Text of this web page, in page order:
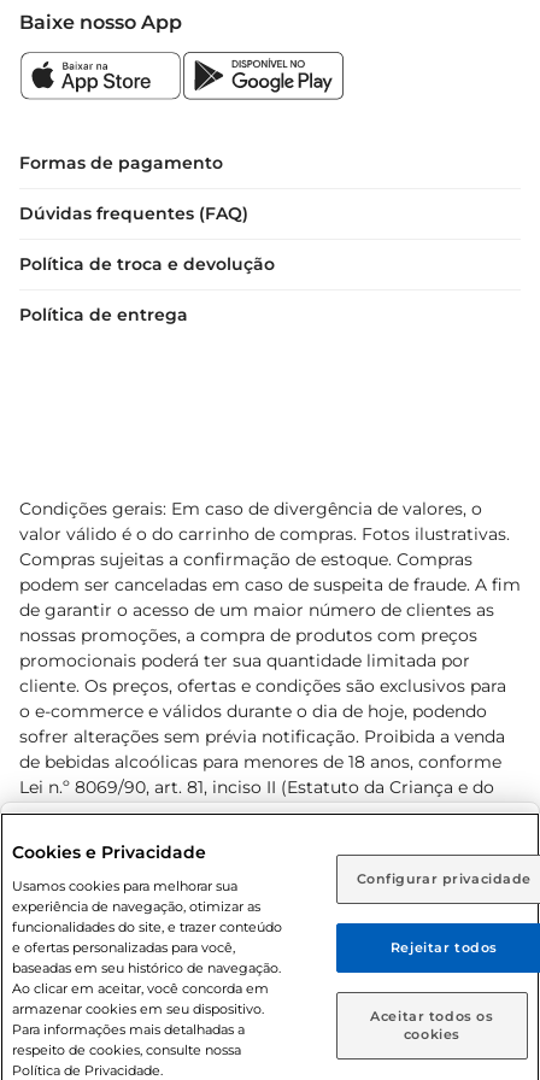
Rio de Janeiro (RJ) Goiás (GO)
Ou
Caso queira comprar online, informe como deseja receber
suas compras:
Entrega em casa Retire em Loja
Baixe nosso App
Formas de pagamento
Dúvidas frequentes (FAQ)
Política de troca e devolução
Política de entrega
Condições gerais: Em caso de divergência de valores, o
valor válido é o do carrinho de compras. Fotos ilustrativas.
Compras sujeitas a confirmação de estoque. Compras
podem ser canceladas em caso de suspeita de fraude. A fim
de garantir o acesso de um maior número de clientes as
nossas promoções, a compra de produtos com preços
promocionais poderá ter sua quantidade limitada por
cliente. Os preços, ofertas e condições são exclusivos para
o e-commerce e válidos durante o dia de hoje, podendo
sofrer alterações sem prévia notificação. Proibida a venda
de bebidas alcoólicas para menores de 18 anos, conforme
Lei n.º 8069/90, art. 81, inciso II (Estatuto da Criança e do
Adolescente). Preços e condições exclusivos para o
prévio. O valor mínimo para as compras on-line é de R$
80,00.
© 2026 Copyright. Todos os direitos
reservados Prezunic.
Cookies e Privacidade
Usamos cookies para melhorar sua
experiência de navegação, otimizar as
funcionalidades do site, e trazer conteúdo
e ofertas personalizadas para você,
baseadas em seu histórico de navegação.
Ao clicar em aceitar, você concorda em
armazenar cookies em seu dispositivo.
Para informações mais detalhadas a
respeito de cookies, consulte nossa
Política de Privacidade.
Configurar privacidade
Rejeitar todos
Aceitar todos os
cookies